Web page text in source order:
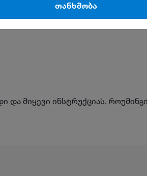
მიყევი ინსტრუქციას.
თანხმობა